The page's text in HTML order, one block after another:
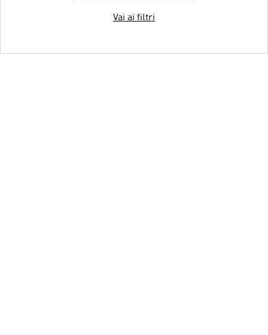
Vai ai filtri